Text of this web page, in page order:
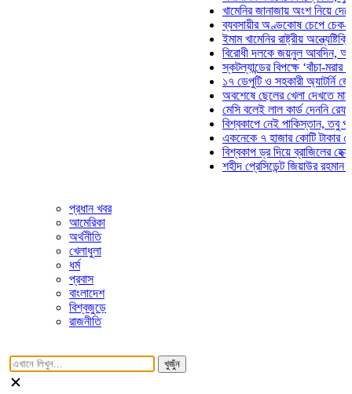
খামেনির জানাজায় অংশ নিয়ে দেশে
ব্যবসায়ীর অণ্ডকোষ চেপে চেক-
ইমাম খামেনির রাষ্ট্রীয়
বিরোধী দলকে জয়নুল আবদিন, আপনারা
স্কটল্যান্ডের বিপক্ষে ‘বাঁচা-মরার
১৭ ডেপুটি ও সহকারী অ্যাটর্নি
অবশেষে ছেলের খেলা দেখতে মাঠে
মেসি বলেই লাল কার্ড দেননি রেফারি!
বিশ্বকাপে নেই পাকিস্তান, তবু প্রতিটি
একনেকে ৭ হাজার কোটি টাকার ৫
বিশ্বকাপ ড্র দিয়ে ব্রাজিলের হেক্সা
শহীদ প্রেসিডেন্ট জিয়াউর রহমান
প্রধান খবর
আমেরিকা
অর্থনীতি
খেলাধুলা
ধর্ম
প্রবাস
বাংলাদেশ
বিশ্বজুড়ে
রাজনীতি
খুজুঁন